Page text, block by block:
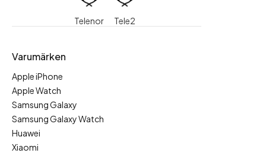
Telenor Tele2
Varumärken
Apple iPhone
Apple Watch
Samsung Galaxy
Samsung Galaxy Watch
Huawei
Xiaomi